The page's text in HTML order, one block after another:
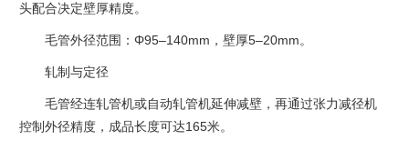
头配合决定壁厚精度。
毛管外径范围：Φ95–140mm，壁厚5–20mm。
‌轧制与定径‌
毛管经连轧管机或自动轧管机延伸减壁，再通过张力减径机
控制外径精度，成品长度可达165米。